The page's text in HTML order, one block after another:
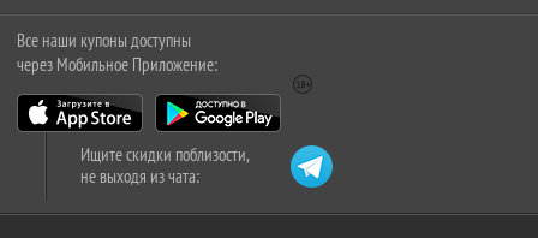
Все наши купоны доступны
через Мобильное Приложение:
Ищите скидки поблизости,
не выходя из чата: